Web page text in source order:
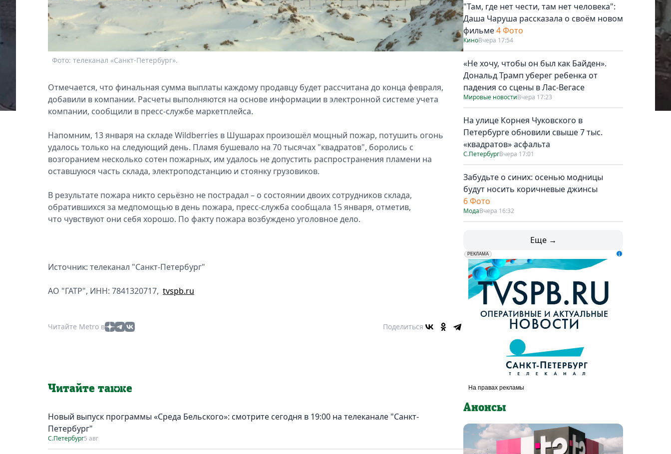
Фото: телеканал «Санкт-Петербург».
Отмечается, что финальная сумма выплаты каждому продавцу будет рассчитана до конца февраля,
добавили в компании. Расчеты выполняются на основе информации в электронной системе учета
компании, сообщили в пресс-службе маркетплейса.
Напомним, 13 января на складе Wildberries в Шушарах произошёл мощный пожар, потушить огонь
удалось только на следующий день. Пламя бушевало на 70 тысячах "квадратов", боролись с
возгоранием несколько сотен пожарных, им удалось не допустить распространения пламени на
оставшуюся часть склада, электроподстанцию и стоянку грузовиков.
В результате пожара никто серьёзно не пострадал – о состоянии двоих сотрудников склада,
обратившихся за медпомощью в день пожара, пресс-служба сообщала 15 января, отметив,
что чувствуют они себя хорошо. По факту пожара возбуждено уголовное дело.
Источник: телеканал "Санкт-Петербург"
АО "ГАТР", ИНН: 7841320717, tvspb.ru
Читайте Metro в Поделиться
Читайте также
Новый выпуск программы «Среда Бельского»: смотрите сегодня в 19:00 на телеканале "Санкт-
Петербург"
С.Петербург5 авг
"Там, где нет чести, там нет человека":
Даша Чаруша рассказала о своём новом
фильме4 Фото
КиноВчера 17:54
«Не хочу, чтобы он был как Байден».
Дональд Трамп уберег ребенка от
падения со сцены в Лас-Вегасе
Мировые новостиВчера 17:23
На улице Корнея Чуковского в
Петербурге обновили свыше 7 тыс.
«квадратов» асфальта
С.ПетербургВчера 17:01
Забудьте о синих: осенью модницы
будут носить коричневые джинсы
6 Фото
МодаВчера 16:32
Еще →
erid: LdtCK5udn
РЕКЛАМА
АО "ГАТР", ИНН: 7841320717
Анонсы